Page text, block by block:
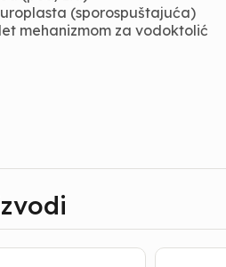
(sporospuštajuća)
mehanizmom za vodoktolić
Lavabo